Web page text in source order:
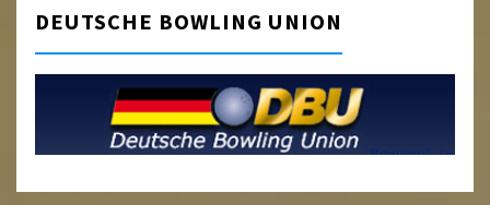
DEUTSCHE BOWLING UNION